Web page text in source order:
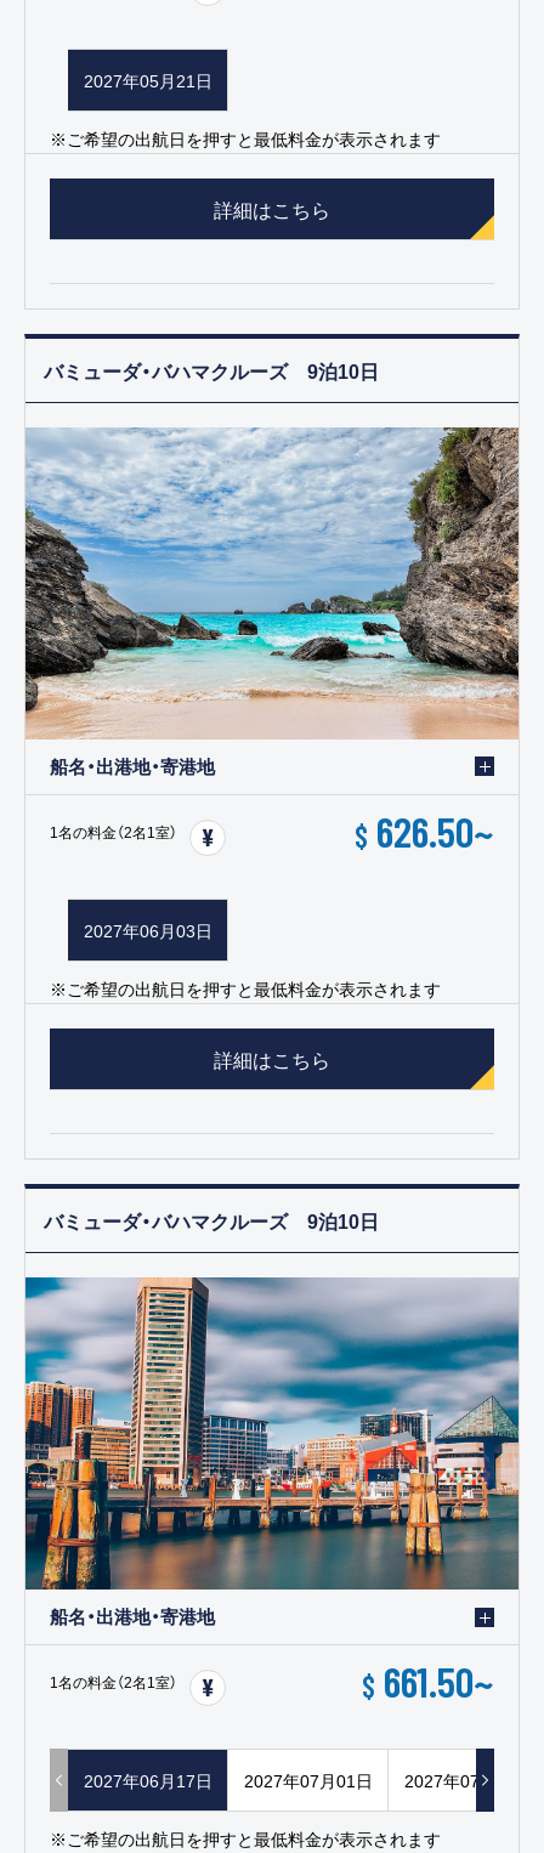
2027年05月21日
※ご希望の出航日を押すと最低料金が表示されます
詳細はこちら
バミューダ・バハマクルーズ 9泊10日
船名・出港地・寄港地
1名の料金（2名1室） $ 626.50~
2027年06月03日
※ご希望の出航日を押すと最低料金が表示されます
詳細はこちら
バミューダ・バハマクルーズ 9泊10日
船名・出港地・寄港地
1名の料金（2名1室） $ 661.50~
2027年06月17日 2027年07月01日 2027年07月15日
※ご希望の出航日を押すと最低料金が表示されます